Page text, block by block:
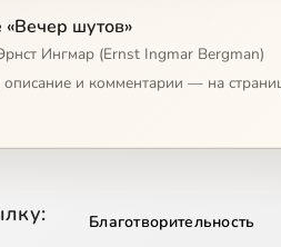
шутов»
Ингмар (Ernst Ingmar Bergman)
и комментарии — на
Благотворительность